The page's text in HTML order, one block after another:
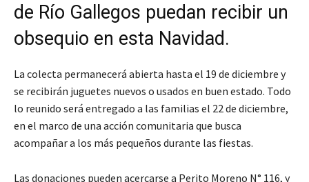
de Río Gallegos puedan recibir un
obsequio en esta Navidad.
La colecta permanecerá abierta hasta el 19 de diciembre y
se recibirán juguetes nuevos o usados en buen estado. Todo
lo reunido será entregado a las familias el 22 de diciembre,
en el marco de una acción comunitaria que busca
acompañar a los más pequeños durante las fiestas.
Las donaciones pueden acercarse a Perito Moreno N° 116, y